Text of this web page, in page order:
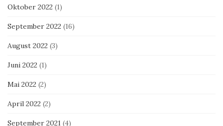
Oktober 2022 (1)
September 2022 (16)
August 2022 (3)
Juni 2022 (1)
Mai 2022 (2)
April 2022 (2)
September 2021 (4)